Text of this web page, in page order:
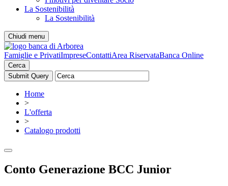
La Sostenibilità
La Sostenibilità
Chiudi menu
Famiglie e PrivatiImpreseContattiArea RiservataBanca Online
Cerca
Home
>
L'offerta
>
Catalogo prodotti
Conto Generazione BCC Junior